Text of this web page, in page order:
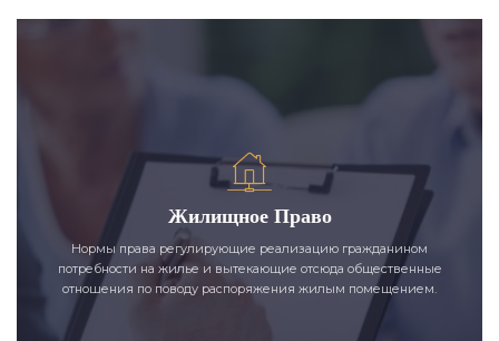
Жилищное Право
Нормы права регулирующие реализацию гражданином
потребности на жилье и вытекающие отсюда общественные
отношения по поводу распоряжения жилым помещением.